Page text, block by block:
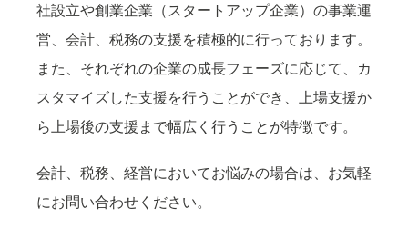
社設立や創業企業（スタートアップ企業）の事業運
営、会計、税務の支援を積極的に行っております。
また、それぞれの企業の成長フェーズに応じて、カ
スタマイズした支援を行うことができ、上場支援か
ら上場後の支援まで幅広く行うことが特徴です。
会計、税務、経営においてお悩みの場合は、お気軽
にお問い合わせください。